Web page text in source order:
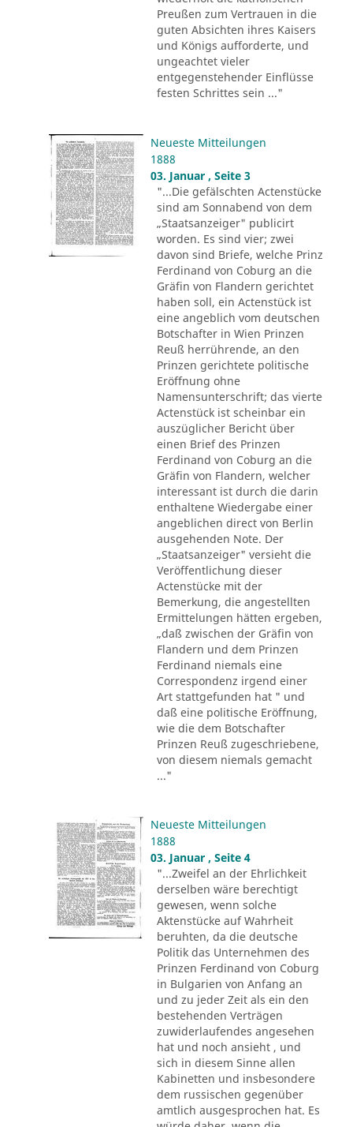
Preußen zum Vertrauen in die
guten Absichten ihres Kaisers
und Königs aufforderte, und
ungeachtet vieler
entgegenstehender Einflüsse
festen Schrittes sein ..."
Neueste Mitteilungen
1888
03. Januar , Seite 3
"...Die gefälschten Actenstücke
sind am Sonnabend von dem
„Staatsanzeiger" publicirt
worden. Es sind vier; zwei
davon sind Briefe, welche Prinz
Ferdinand von Coburg an die
Gräfin von Flandern gerichtet
haben soll, ein Actenstück ist
eine angeblich vom deutschen
Botschafter in Wien Prinzen
Reuß herrührende, an den
Prinzen gerichtete politische
Eröffnung ohne
Namensunterschrift; das vierte
Actenstück ist scheinbar ein
auszüglicher Bericht über
einen Brief des Prinzen
Ferdinand von Coburg an die
Gräfin von Flandern, welcher
interessant ist durch die darin
enthaltene Wiedergabe einer
angeblichen direct von Berlin
ausgehenden Note. Der
„Staatsanzeiger" versieht die
Veröffentlichung dieser
Actenstücke mit der
Bemerkung, die angestellten
Ermittelungen hätten ergeben,
„daß zwischen der Gräfin von
Flandern und dem Prinzen
Ferdinand niemals eine
Correspondenz irgend einer
Art stattgefunden hat " und
daß eine politische Eröffnung,
wie die dem Botschafter
Prinzen Reuß zugeschriebene,
von diesem niemals gemacht
..."
Neueste Mitteilungen
1888
03. Januar , Seite 4
"...Zweifel an der Ehrlichkeit
derselben wäre berechtigt
gewesen, wenn solche
Aktenstücke auf Wahrheit
beruhten, da die deutsche
Politik das Unternehmen des
Prinzen Ferdinand von Coburg
in Bulgarien von Anfang an
und zu jeder Zeit als ein den
bestehenden Verträgen
zuwiderlaufendes angesehen
hat und noch ansieht , und
sich in diesem Sinne allen
Kabinetten und insbesondere
dem russischen gegenüber
amtlich ausgesprochen hat. Es